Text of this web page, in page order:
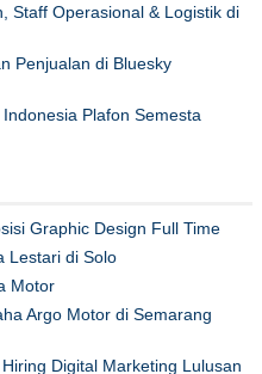
Staff Operasional & Logistik di
Penjualan di Bluesky
Plafon Semesta
Graphic Design Full Time
Lestari di Solo
Motor
Argo Motor di Semarang
Digital Marketing Lulusan